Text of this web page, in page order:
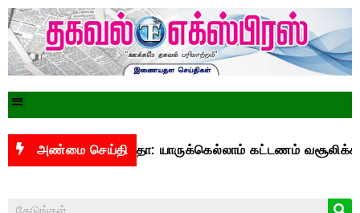
அண்மை செய்தி
யுபிஐ மசோதா: யாருக்கெல்லாம் கட்டணம் வசூலிக்கப்படும்? –